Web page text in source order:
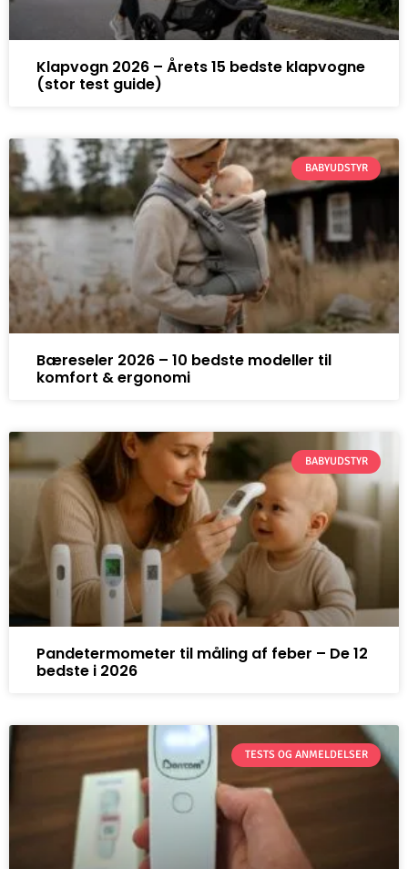
Klapvogn 2026 – Årets 15 bedste klapvogne
(stor test guide)
BABYUDSTYR
Bæreseler 2026 – 10 bedste modeller til
komfort & ergonomi
BABYUDSTYR
Pandetermometer til måling af feber – De 12
bedste i 2026
TESTS OG ANMELDELSER